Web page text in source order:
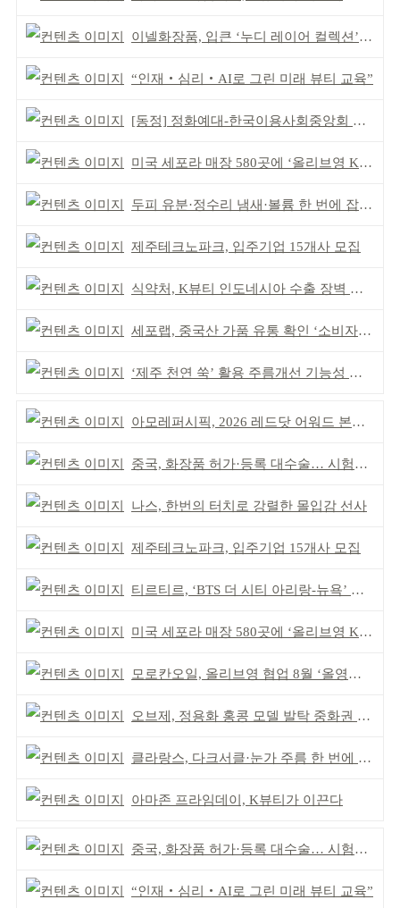
이넬화장품, 입큰 ‘누디 레이어 컬렉션’ 출시
“인재‧심리‧AI로 그린 미래 뷰티 교육”
[동정] 정화예대-한국이용사회중앙회 업무협약
미국 세포라 매장 580곳에 ‘올리브영 K뷰티에딧’ 론칭
두피 유분·정수리 냄새·볼륨 한 번에 잡는다
제주테크노파크, 입주기업 15개사 모집
식약처, K뷰티 인도네시아 수출 장벽 완화 성과
세포랩, 중국산 가품 유통 확인 ‘소비자 주의’ 당부
‘제주 천연 쑥’ 활용 주름개선 기능성 식약처 심사 통과
아모레퍼시픽, 2026 레드닷 어워드 본상 2개 수상
중국, 화장품 허가·등록 대수술… 시험자료 공용 허용
나스, 한번의 터치로 강렬한 몰입감 선사
제주테크노파크, 입주기업 15개사 모집
티르티르, ‘BTS 더 시티 아리랑-뉴욕’ 참여
미국 세포라 매장 580곳에 ‘올리브영 K뷰티에딧’ 론칭
모로칸오일, 올리브영 협업 8월 ‘올영픽’ 선정
오브제, 정용화 홍콩 모델 발탁 중화권 공략 강화
클라랑스, 다크서클·눈가 주름 한 번에 더블 케어
아마존 프라임데이, K뷰티가 이끈다
중국, 화장품 허가·등록 대수술… 시험자료 공용 허용
“인재‧심리‧AI로 그린 미래 뷰티 교육”